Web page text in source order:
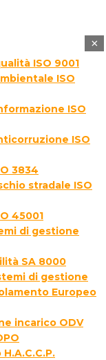
ISO 9001
ISO
ISO
ISO
3834
stradale ISO
45001
di gestione
SA 8000
di gestione
Europeo
incarico ODV
×